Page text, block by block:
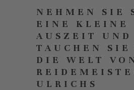
NEHMEN SIE
EINE KLEINE
AUSZEIT UND
TAUCHEN
DIE WELT
ULRICHS